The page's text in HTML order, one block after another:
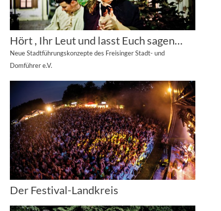
Hört , Ihr Leut und lasst Euch sagen…
Neue Stadtführungskonzepte des Freisinger Stadt- und
Domführer e.V.
Der Festival-Landkreis